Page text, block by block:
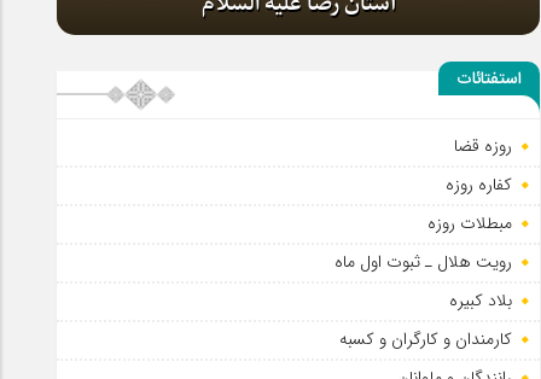
استفتائات
روزه قضا
کفاره روزه
مبطلات روزه
رویت هلال ـ ثبوت اول ماه
بلاد کبیره
کارمندان و کارگران و کسبه